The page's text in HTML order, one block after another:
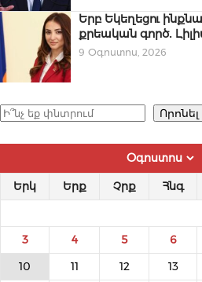
Երբ Եկեղեցու
քրեական գործ․
9 Օգոստոս, 2026
Որոնել Որոնել
Երկ Երք Չրք Հնգ
3 4 5 6
10 11 12 13